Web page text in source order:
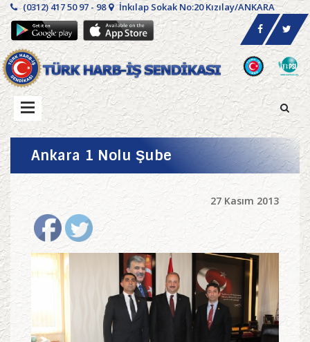
(0312) 417 50 97 - 98 İnkılap Sokak No:20 Kızılay/ANKARA
Ankara 1 Nolu Şube
27 Kasım 2013